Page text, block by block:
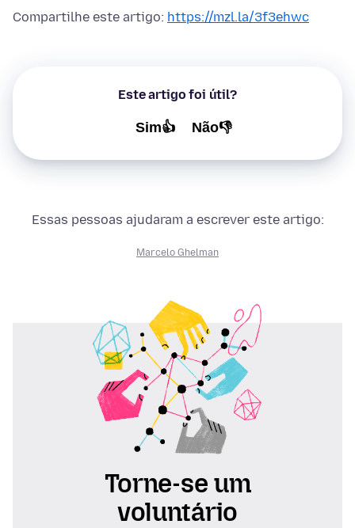
Compartilhe este artigo: https://mzl.la/3f3ehwc
Este artigo foi útil?
Sim👍 Não👎
Essas pessoas ajudaram a escrever este artigo:
Marcelo Ghelman
Torne-se um
voluntário